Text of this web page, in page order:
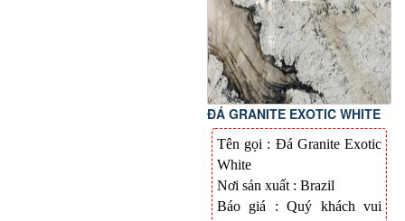
ĐÁ GRANITE EXOTIC WHITE
Tên gọi : Đá Granite Exotic
White
Nơi sản xuất : Brazil
Báo giá : Quý khách vui